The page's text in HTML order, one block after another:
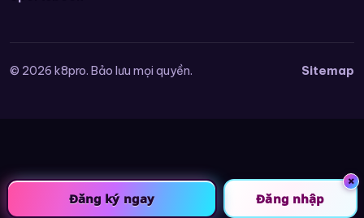
© 2026 k8pro. Bảo lưu mọi quyền. Sitemap
Đăng ký ngay Đăng nhập
×